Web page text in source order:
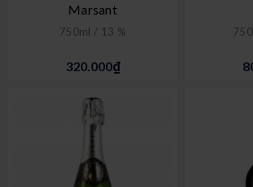
Marsant
750ml / 13 %
320.000₫